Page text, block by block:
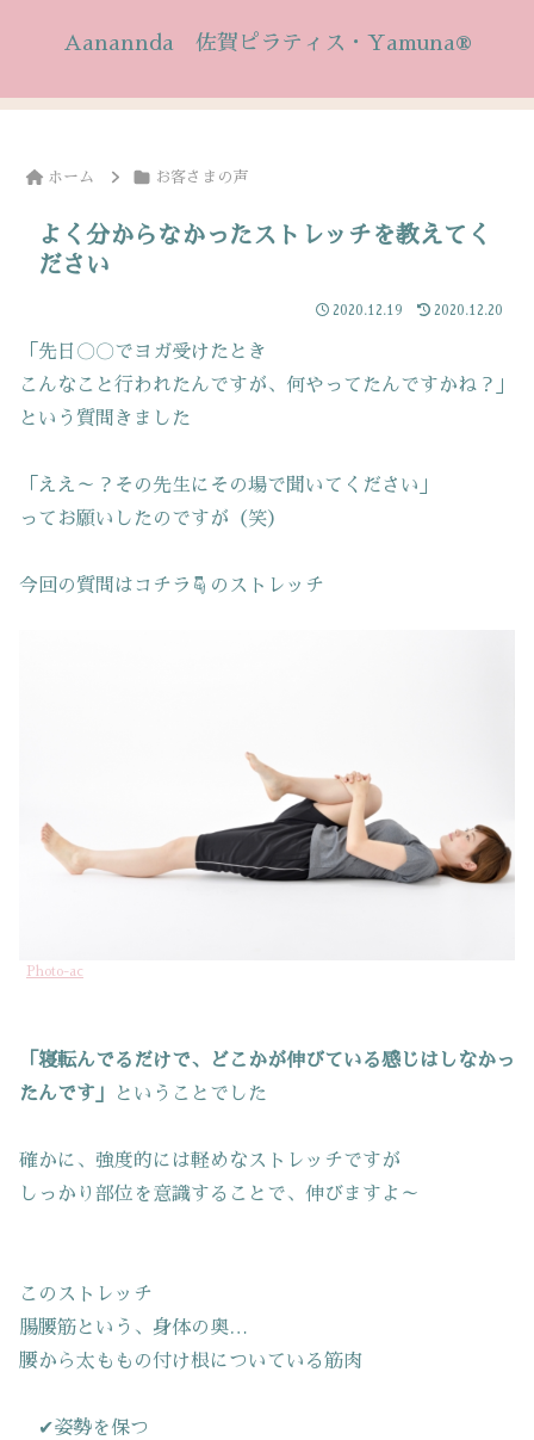
Aanannda 佐賀ピラティス・Yamuna®
ホーム お客さまの声
よく分からなかったストレッチを教えてく
ださい
2020.12.19 2020.12.20
「先日〇〇でヨガ受けたとき
こんなこと行われたんですが、何やってたんですかね？」
という質問きました
「ええ～？その先生にその場で聞いてください」
ってお願いしたのですが（笑）
今回の質問はコチラ☟のストレッチ
Photo-ac
「寝転んでるだけで、どこかが伸びている感じはしなかっ
たんです」
ということでした
確かに、強度的には軽めなストレッチですが
しっかり部位を意識することで、伸びますよ～
このストレッチ
腸腰筋という、身体の奥…
腰から太ももの付け根についている筋肉
✔姿勢を保つ